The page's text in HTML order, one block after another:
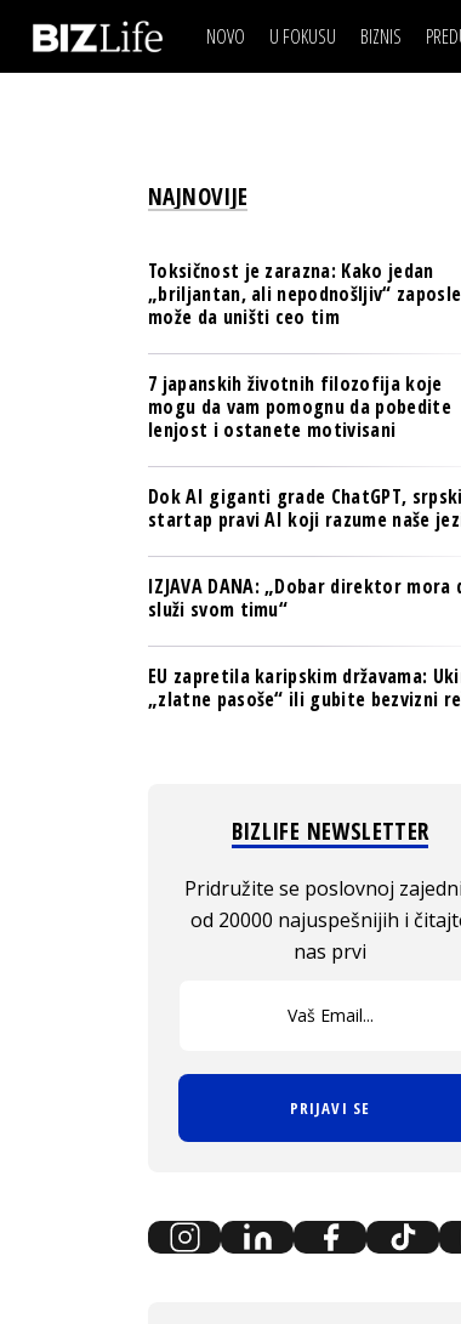
NOVO U FOKUSU BIZNIS
BANKE
TECH I AI
BIZNIS &
PULS
NOVO NA
IZJAVA DANABIZNIS
BREND I
TECH I AI
PULS
NOVO NA
NAJNOVIJE
Toksičnost je zarazna: Kako jedan
„briljantan, ali nepodnošljiv“
može da uništi ceo tim
7 japanskih životnih filozofija koje
mogu da vam pomognu da pobedite
lenjost i ostanete motivisani
Dok AI giganti grade ChatGPT, srpski
startap pravi AI koji razume naše
IZJAVA DANA: „Dobar direktor mora
služi svom timu“
EU zapretila karipskim državama:
„zlatne pasoše“ ili gubite bezvizni
BIZLIFE NEWSLETTER
Pridružite se poslovnoj
od 20000 najuspešnijih i
nas prvi
PRIJAVI SE